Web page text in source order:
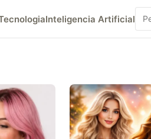
Inteligencia Artificial